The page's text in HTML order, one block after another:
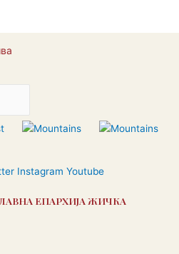
Instagram Youtube
ЕПАРХИЈА ЖИЧКА